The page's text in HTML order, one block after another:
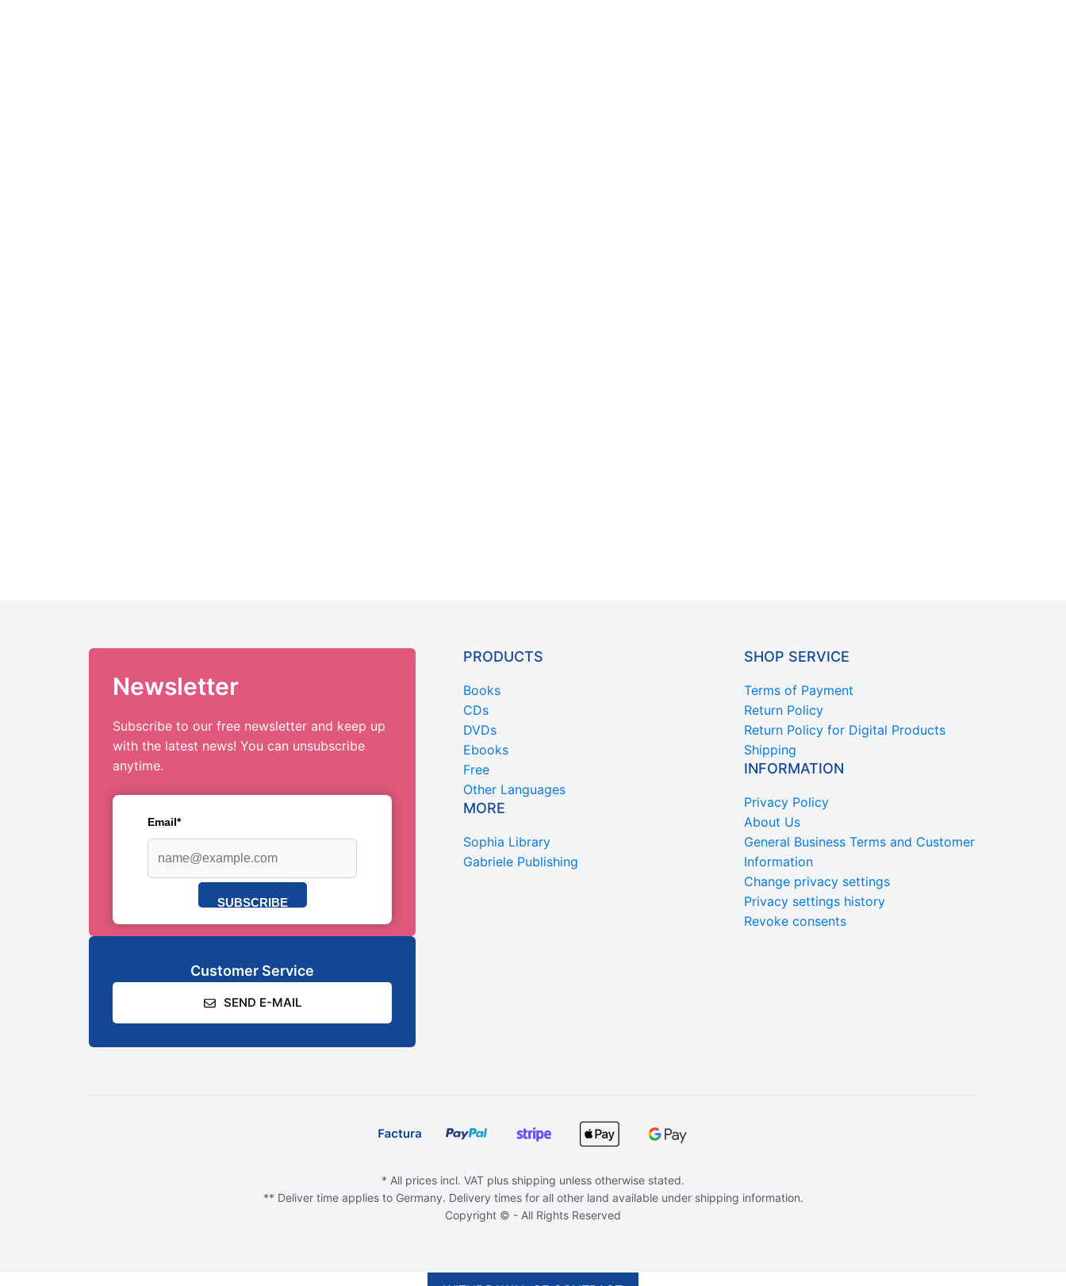
Newsletter
Subscribe to our free newsletter and keep up
with the latest news! You can unsubscribe
anytime.
Email*
SUBSCRIBE
Customer Service
SEND E-MAIL
PRODUCTS
Books
CDs
DVDs
Ebooks
Free
Other Languages
MORE
Sophia Library
Gabriele Publishing
SHOP SERVICE
Terms of Payment
Return Policy
Return Policy for Digital Products
Shipping
INFORMATION
Privacy Policy
About Us
General Business Terms and Customer
Information
Change privacy settings
Privacy settings history
Revoke consents
* All prices incl. VAT plus shipping unless otherwise stated.
** Deliver time applies to Germany. Delivery times for all other land available under shipping information.
Copyright © - All Rights Reserved